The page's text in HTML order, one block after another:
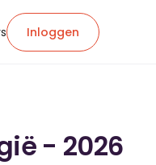
Inloggen
- 2026